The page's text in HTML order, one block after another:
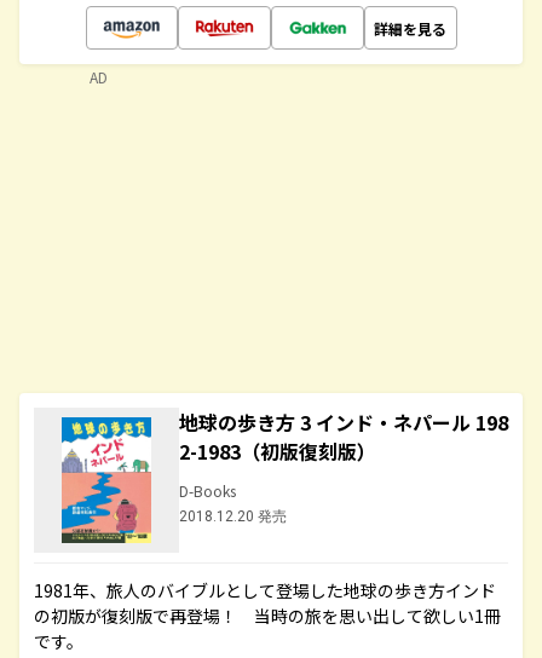
詳細を見る
地球の歩き方 3 インド・ネパール 198
2-1983（初版復刻版）
D-Books
2018.12.20 発売
1981年、旅人のバイブルとして登場した地球の歩き方インド
の初版が復刻版で再登場！ 当時の旅を思い出して欲しい1冊
です。
AD